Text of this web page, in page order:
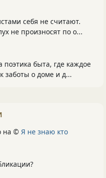
себя не считают.
не произносят по о...
быта, где каждое
заботы о доме и д...
на © Я не знаю кто